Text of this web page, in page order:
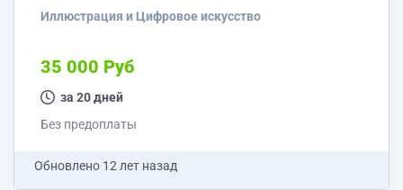
два участка работы (стены) угловые, два
Иллюстрация и Цифровое искусство
35 000 Руб
за 20 дней
Без предоплаты
Обновлено 12 лет назад